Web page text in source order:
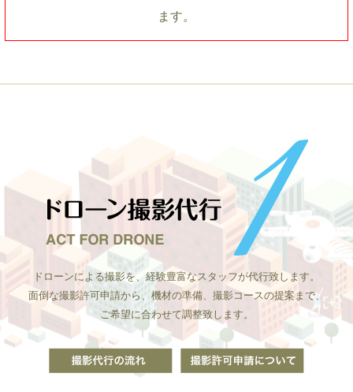
ます。
ドローンによる撮影を、経験豊富なスタッフが代行致します。
面倒な撮影許可申請から、機材の準備、撮影コースの提案まで、
ご希望に合わせて調整致します。